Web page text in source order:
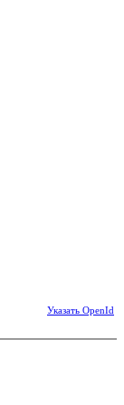
Указать OpenId